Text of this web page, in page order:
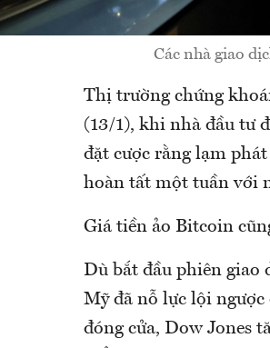
Các nhà giao
Thị trường chứng
(13/1), khi nhà đầu tư
đặt cược rằng lạm
hoàn tất một tuần với
Giá tiền ảo Bitcoin
Dù bắt đầu phiên giao
Mỹ đã nỗ lực lội ngược
đóng cửa, Dow Jones